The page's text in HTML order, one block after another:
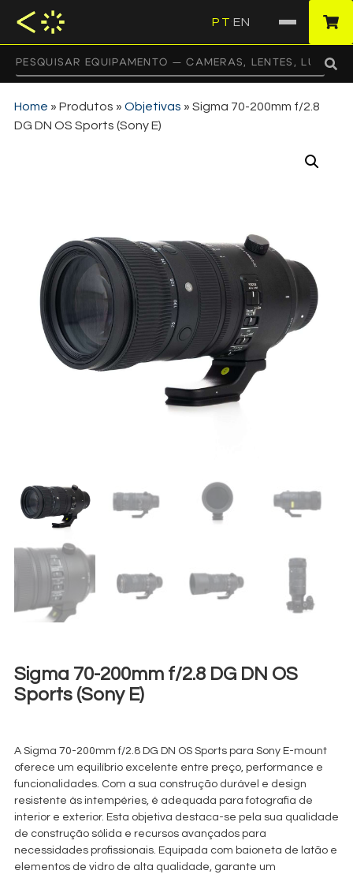
PT EN
Home » Produtos » Objetivas » Sigma 70-200mm f/2.8
DG DN OS Sports (Sony E)
Sigma 70-200mm f/2.8 DG DN OS
Sports (Sony E)
A Sigma 70-200mm f/2.8 DG DN OS Sports para Sony E-mount
oferece um equilíbrio excelente entre preço, performance e
funcionalidades. Com a sua construção durável e design
resistente às intempéries, é adequada para fotografia de
interior e exterior. Esta objetiva destaca-se pela sua qualidade
de construção sólida e recursos avançados para
necessidades profissionais. Equipada com baioneta de latão e
elementos de vidro de alta qualidade, garante um